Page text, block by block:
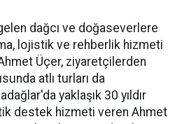
dağcı ve doğaseverlere
lojistik ve rehberlik hizmeti
Üçer, ziyaretçilerden
atlı turları da
yaklaşık 30 yıldır
destek hizmeti veren Ahmet